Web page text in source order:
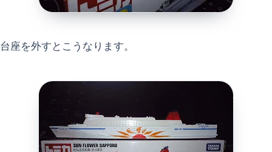
台座を外すとこうなります。